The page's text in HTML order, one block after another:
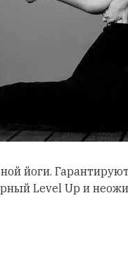
йоги.
Level Up и